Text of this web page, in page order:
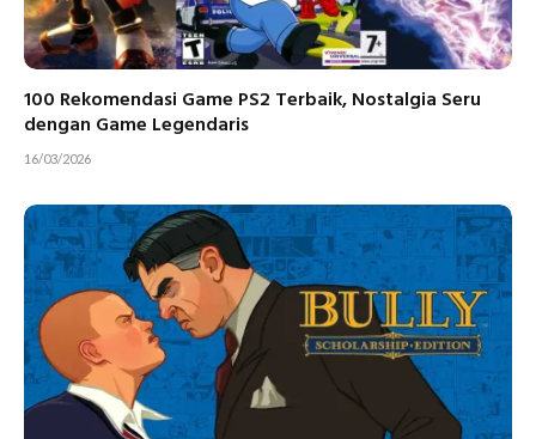
100 Rekomendasi Game PS2 Terbaik, Nostalgia Seru
dengan Game Legendaris
16/03/2026